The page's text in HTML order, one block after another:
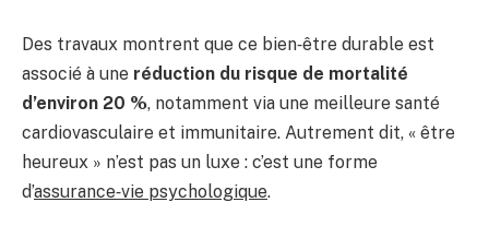
Des travaux montrent que ce bien‑être durable est
associé à une réduction du risque de mortalité
d’environ 20 %, notamment via une meilleure santé
cardiovasculaire et immunitaire. Autrement dit, « être
heureux » n’est pas un luxe : c’est une forme
d’assurance‑vie psychologique.